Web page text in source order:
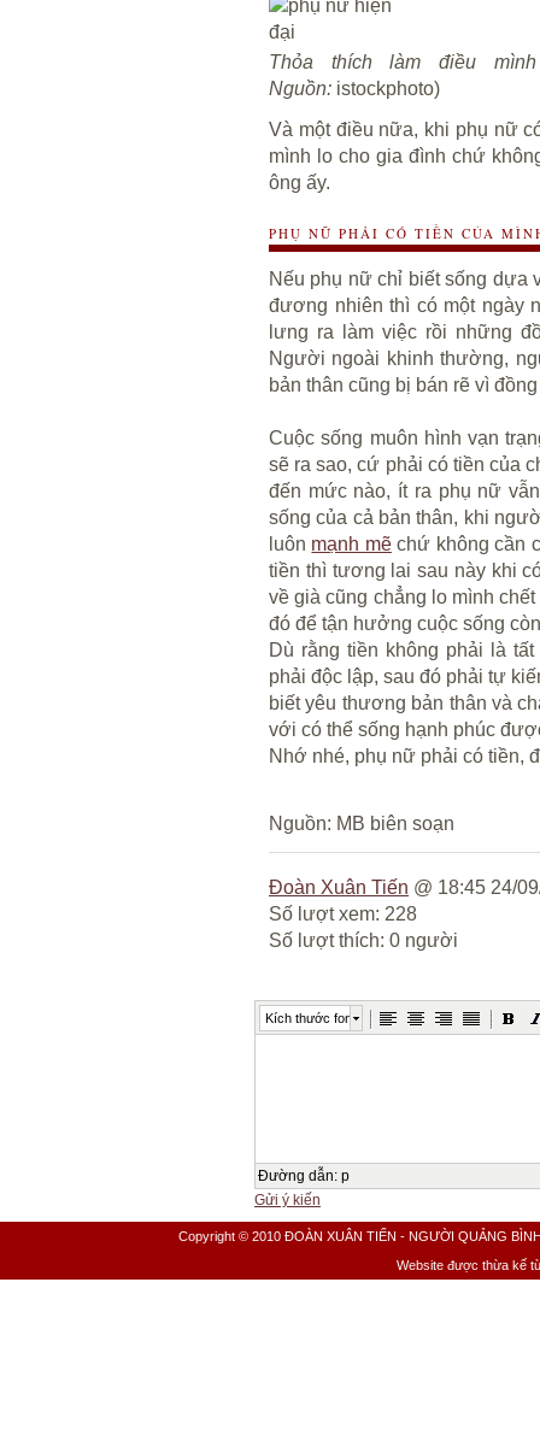
Thỏa thích làm điều
Nguồn: istockphoto)
Và một điều nữa, khi phụ nữ
mình lo cho gia đình chứ
ông ấy.
PHỤ NỮ PHẢI CÓ TIỀN CỦA
Nếu phụ nữ chỉ biết sống dựa
đương nhiên thì có một ngày
lưng ra làm việc rồi những
Người ngoài khinh thường,
bản thân cũng bị bán rẽ vì
Cuộc sống muôn hình vạn
sẽ ra sao, cứ phải có tiền của
đến mức nào, ít ra phụ nữ
sống của cả bản thân, khi
luôn mạnh mẽchứ không cần
tiền thì tương lai sau này khi
về già cũng chẳng lo mình
đó để tận hưởng cuộc sống
Dù rằng tiền không phải là
phải độc lập, sau đó phải tự
biết yêu thương bản thân và
với có thể sống hạnh phúc
Nhớ nhé, phụ nữ phải có tiền,
Nguồn: MB biên soạn
Đoàn Xuân Tiến @ 18:45 24/
Số lượt xem: 228
Số lượt thích: 0 người
Kích thước font
Đường dẫn: p
Gửi ý kiến
Copyright © 2010 ĐOÀN XUÂN TIẾN - NGƯỜI QUẢNG
Website được thừa kế